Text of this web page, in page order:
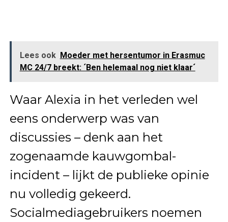
Lees ook Moeder met hersentumor in Erasmuc
MC 24/7 breekt: ´Ben helemaal nog niet klaar´
Waar Alexia in het verleden wel
eens onderwerp was van
discussies – denk aan het
zogenaamde kauwgombal-
incident – lijkt de publieke opinie
nu volledig gekeerd.
Socialmediagebruikers noemen